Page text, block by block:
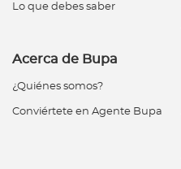
Lo que debes saber
Acerca de Bupa
¿Quiénes somos?
Conviértete en Agente Bupa